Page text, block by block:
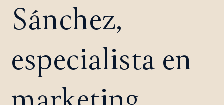
Sánchez,
especialista en